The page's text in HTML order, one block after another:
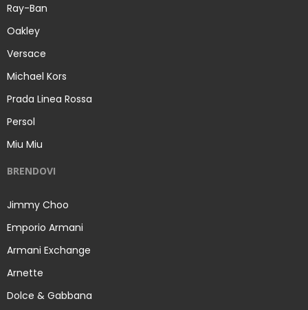
Ray-Ban
Oakley
Versace
Michael Kors
Prada Linea Rossa
Persol
Miu Miu
BRENDOVI
Jimmy Choo
Emporio Armani
Armani Exchange
Arnette
Dolce & Gabbana